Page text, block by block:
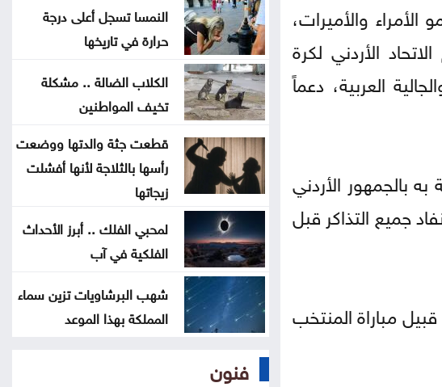
والأميرات،
الأردني لكرة
العربية، دعماً
بالجمهور الأردني
جميع التذاكر قبل
26 حزيران/ يونيو الجاري، قبيل مباراة المنتخب
الذهب يتجه نحو أكبر مكاسب أسبوعية
منذ أشهر
بعد العدوان الواسع .. الاحتلال
ينسحب من مخيم قلنديا وكفر عقب
المغرب يتعاون لإعادة القُصّر المغاربة
الموجودين لدى إسبانيا
ارتفاع الدولار مقابل الين واليورو
الجمعة
أسعار النفط تواصل ارتفاعها الجمعة
النمسا تسجل أعلى درجة
حرارة في تاريخها
الكلاب الضالة .. مشكلة
تخيف المواطنين
قطعت جثة والدتها ووضعت
رأسها بالثلاجة لأنها أفشلت
زيجاتها
لمحبي الفلك .. أبرز الأحداث
الفلكية في آب
شهب البرشاويات تزين سماء
المملكة بهذا الموعد
فنون